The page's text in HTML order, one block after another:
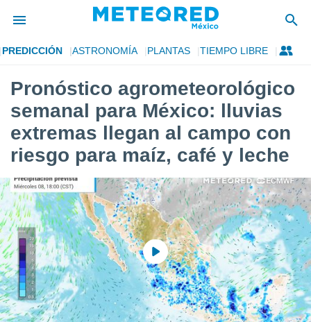
de
ha sido
para
la
que se
calidad.
a este
las
y
forma
digital
basada
PREDICCIÓN ASTRONOMÍA PLANTAS TIEMPO LIBRE
Pronóstico agrometeorológico
semanal para México: lluvias
extremas llegan al campo con
riesgo para maíz, café y leche